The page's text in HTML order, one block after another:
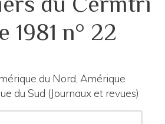
1981 n° 22
du Nord, Amérique
du Sud (Journaux et revues)